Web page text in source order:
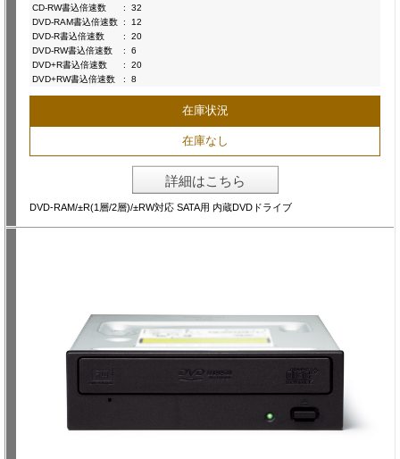
CD-RW書込倍速数
:
32
DVD-RAM書込倍速数 :
12
DVD-R書込倍速数
:
20
DVD-RW書込倍速数
:
6
DVD+R書込倍速数
:
20
DVD+RW書込倍速数
: 8
在庫状況
在庫なし
詳細はこちら
DVD-RAM/±R(1層/2層)/±RW対応 SATA用 内蔵DVDドライブ